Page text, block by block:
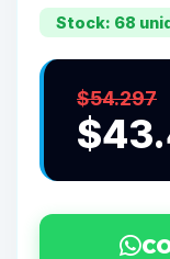
Stock: 68
$54.297